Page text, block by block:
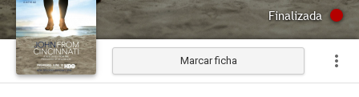
Finalizada
Marcar ficha